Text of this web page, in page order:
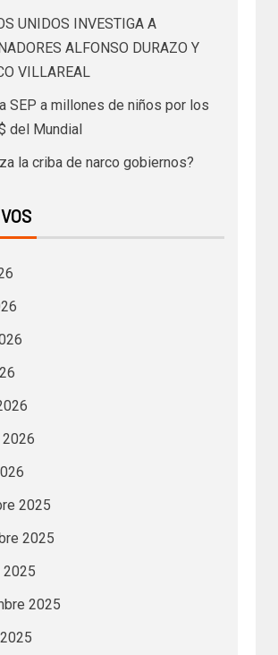
UNIDOS INVESTIGA A
ALFONSO DURAZO Y
VILLAREAL
SEP a millones de niños por los
del Mundial
la criba de narco gobiernos?
2025
2025
2025
2025